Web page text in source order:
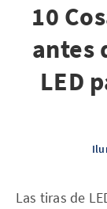
10
antes
LED
Las tiras de